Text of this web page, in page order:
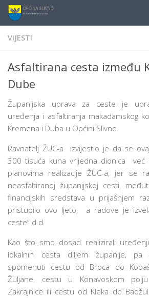
content
Skip to content
VIJESTI
Asfaltirana cesta između
Dube
Županijska uprava za ceste je
uređenja i asfaltiranja makadamskog
Kremena i Duba u Općini Slivno.
Ravnatelj ŽUC-a izvijestio je da se
300 tisuća kuna vrijedna dionica već
planovima realizacije ŽUC-a, jer se
neasfaltiranoj županijskoj cesti,
financijskih sredstava u prijašnjem
pristupilo ovo ljeto, a radove je
ceste” d.d.
Kao što smo dosad realizirali
lokalnih cesta diljem županije,
spomenuti cestu od Broca do
Žuljane, cestu u Konavoskom
Zakrajnice ili cestu od Kleka do